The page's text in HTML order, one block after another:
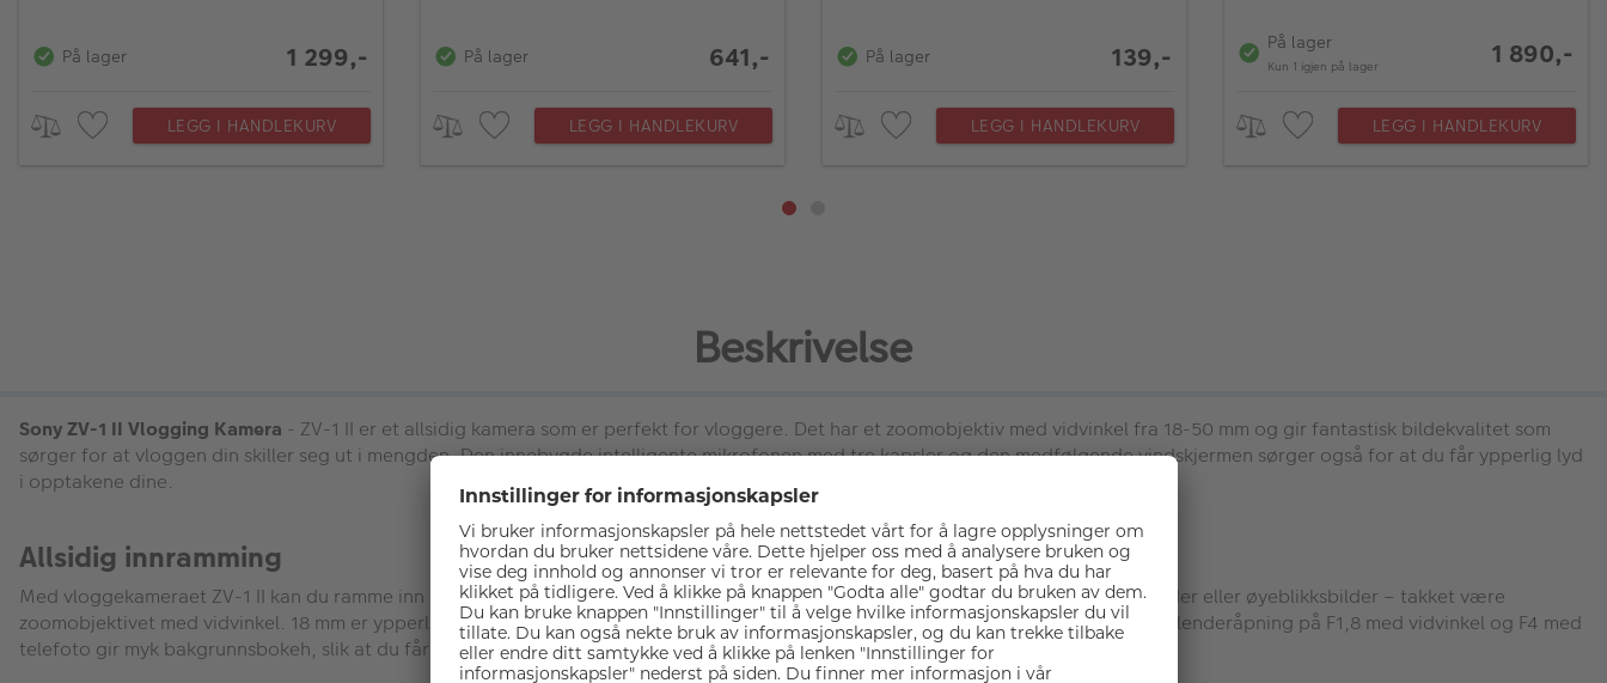
På lager 1 299,-
LEGG I HANDLEKURV
På lager 641,-
LEGG I HANDLEKURV
På lager 139,-
LEGG I HANDLEKURV
På lager
Kun 1 igjen på lager 1 890,-
LEGG I HANDLEKURV
Beskrivelse
Sony ZV-1 II Vlogging Kamera - ZV-1 II er et allsidig kamera som er perfekt for vloggere. Det har et zoomobjektiv med vidvinkel fra 18-50 mm og gir fantastisk bildekvalitet som
sørger for at vloggen din skiller seg ut i mengden. Den innebygde intelligente mikrofonen med tre kapsler og den medfølgende vindskjermen sørger også for at du får ypperlig lyd
i opptakene dine.
Allsidig innramming
Med vloggekameraet ZV-1 II kan du ramme inn bildene dine akkurat slik du ønsker – enten du tar selfier, portrettbilder, landskapsbilder eller øyeblikksbilder – takket være
zoomobjektivet med vidvinkel. 18 mm er ypperlig for selfier, mens 50 mm er perfekt for portrettbilder og øyeblikksbilder. Maksimal blenderåpning på F1,8 med vidvinkel og F4 med
telefoto gir myk bakgrunnsbokeh, slik at du får den stemningen du ønsker.